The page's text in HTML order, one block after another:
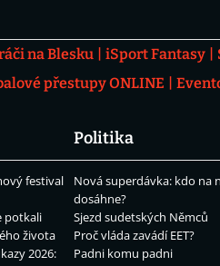
na Blesku iSport Fantasy
přestupy ONLINE
festival
potkali
života
2026:
Politika
Nová superdávka: kdo na
dosáhne?
Sjezd sudetských Němců
Proč vláda zavádí EET?
Padni komu padni